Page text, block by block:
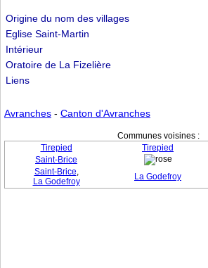
Origine du nom des villages
Eglise Saint-Martin
Intérieur
Oratoire de La Fizelière
Liens
Avranches - Canton d'Avranches
Communes voisines :
Tirepied
Tirepied
Saint-Brice
Saint-Brice
La Godefroy
La Godefroy